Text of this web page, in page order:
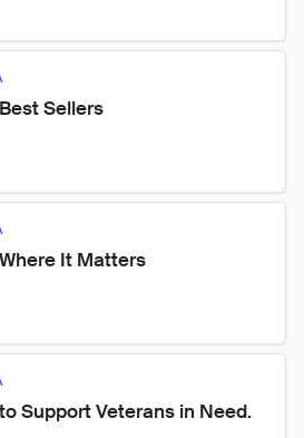
Sellers
It Matters
Support Veterans in Need.